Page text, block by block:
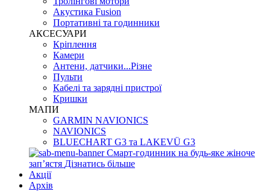
Акустика Fusion
Портативні та годинники
АКСЕСУАРИ
Кріплення
Камери
Антени, датчики...Різне
Пульти
Кабелі та зарядні пристрої
Кришки
МАПИ
GARMIN NAVIONICS
NAVIONICS
BLUECHART G3 та LAKEVÜ G3
Смарт-годинник на будь-яке жіноче
запʼястя Дізнатись більше
Акції
Архів